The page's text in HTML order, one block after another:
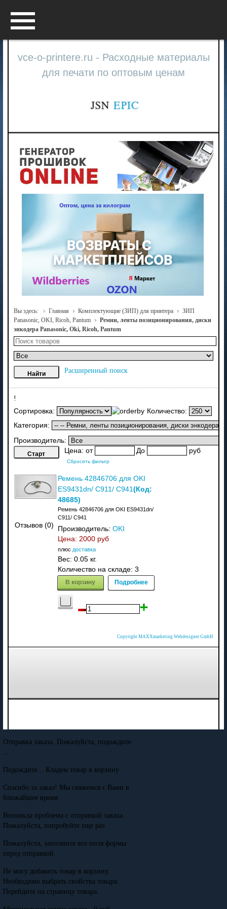
vce-o-printere.ru - Расходные материалы
для печати по оптовым ценам
Вы здесь: Главная Комплектующие (ЗИП) для принтера
ЗИП
Panasonic, OKI, Ricoh, Pantum
Ремни, ленты позиционирования, диски
энкодера Panasonic, Oki, Ricoh, Pantum
Расширенный поиск
!
Сортировка:
Количество:
Категория:
Производитель:
Цена: от До руб
Сбросить фильтр
Отзывов (0)
Ремень 42846706 для OKI
ES9431dn/ C911/ C941 (Код:
48685)
Ремень 42846706 для OKI ES9431dn/
C911/ C941
Производитель: OKI
Цена: 2000 руб
плюс доставка
Вес: 0.05 кг.
Количество на складе: 3
В корзину Подробнее
Copyright MAXXmarketing Webdesigner GmbH
Отправка заказа. Пожалуйста, подождите
Подождите... Кладем товар в корзину
Спасибо за заказ! Мы свяжемся с Вами в
ближайшее время
Возникла проблема с отправкой заказа.
Пожалуйста, попробуйте еще раз.
Пожалуйста, заполните все поля формы
перед отправкой.
Не могу добавить товар в корзину.
Необходимо выбрать свойства товара.
Перейдите на страницу товара.